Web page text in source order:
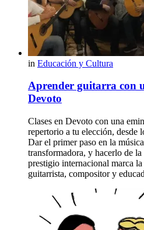
in Educación y Cultura
Aprender guitarra con
Devoto
Clases en Devoto con una
repertorio a tu elección, desde
Dar el primer paso en la
transformadora, y hacerlo de
prestigio internacional marca
guitarrista, compositor y